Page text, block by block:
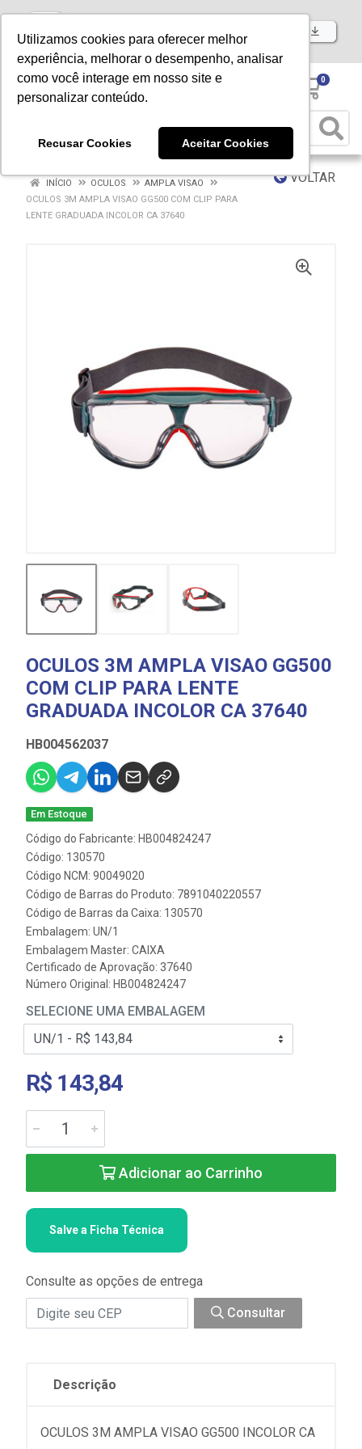
Utilizamos cookies para oferecer melhor
experiência, melhorar o desempenho, analisar
como você interage em nosso site e
personalizar conteúdo.
Recusar Cookies Aceitar Cookies
Baixe já nosso APP
0
VOLTAR
INÍCIO OCULOS
AMPLA VISAO
OCULOS 3M AMPLA VISAO GG500 COM CLIP PARA
LENTE GRADUADA INCOLOR CA 37640
OCULOS 3M AMPLA VISAO GG500
COM CLIP PARA LENTE
GRADUADA INCOLOR CA 37640
HB004562037
Em Estoque
Código do Fabricante: HB004824247
Código: 130570
Código NCM: 90049020
Código de Barras do Produto: 7891040220557
Código de Barras da Caixa: 130570
Embalagem: UN/1
Embalagem Master: CAIXA
Certificado de Aprovação: 37640
Número Original: HB004824247
SELECIONE UMA EMBALAGEM
R$ 143,84
Adicionar ao Carrinho
Salve a Ficha Técnica
Consulte as opções de entrega
Consultar
Descrição
OCULOS 3M AMPLA VISAO GG500 INCOLOR CA